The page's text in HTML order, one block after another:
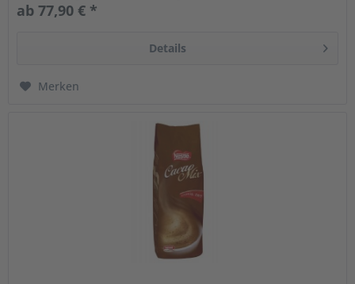
ab 77,90 € *
Details
Merken